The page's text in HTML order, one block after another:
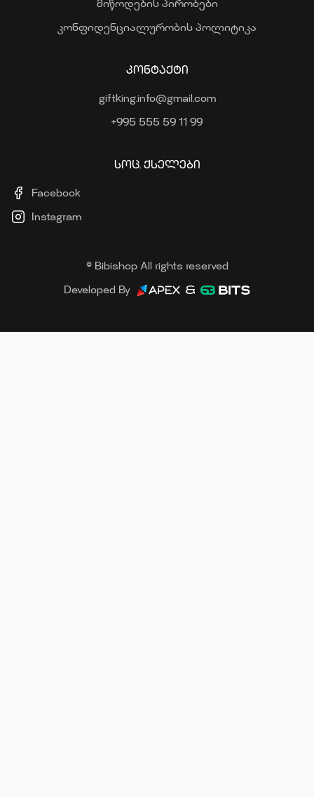
მიწოდების პირობები
კონფიდენციალურობის პოლიტიკა
ᲙᲝᲜᲢᲐᲥᲢᲘ
giftking.info@gmail.com
+995 555 59 11 99
ᲡᲝᲪ. ᲥᲡᲔᲚᲔᲑᲘ
Facebook
Instagram
© Bibishop All rights reserved
Developed By